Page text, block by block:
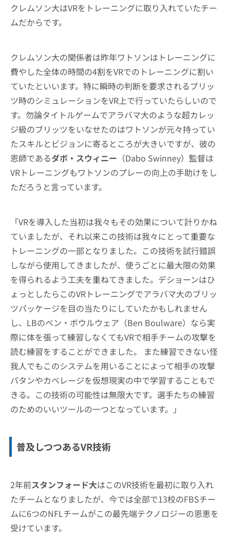
クレムソン大はVRをトレーニングに取り入れていたチー
ムだからです。
クレムソン大の関係者は昨年ワトソンはトレーニングに
費やした全体の時間の4割をVRでのトレーニングに割い
ていたといいます。特に瞬時の判断を要求されるブリッ
ツ時のシミュレーションをVR上で行っていたらしいので
す。勿論タイトルゲームでアラバマ大のような超カレッ
ジ級のブリッツをいなせたのはワトソンが元々持ってい
たスキルとビジョンに寄るところが大きいですが、彼の
恩師であるダボ・スウィニー （Dabo Swinney）監督は
VRトレーニングもワトソンのプレーの向上の手助けをし
ただろうと言っています。
「VRを導入した当初は我々もその効果について計りかね
ていましたが、それ以来この技術は我々にとって重要な
トレーニングの一部となりました。この技術を試行錯誤
しながら使用してきましたが、使うごとに最大限の効果
を得られるよう工夫を重ねてきました。デショーンはひ
ょっとしたらこのVRトレーニングでアラバマ大のブリッ
ツパッケージを目の当たりにしていたかもしれません
し、LBのベン・ボウルウェア（Ben Boulware）なら実
際に体を張って練習しなくてもVRで相手チームの攻撃を
読む練習をすることができました。 また練習できない怪
我人でもこのシステムを用いることによって相手の攻撃
パタンやカベレージを仮想現実の中で学習することもで
きる。この技術の可能性は無限大です。選手たちの練習
のためのいいツールの一つとなっています。」
普及しつつあるVR技術
2年前スタンフォード大はこのVR技術を最初に取り入れ
たチームとなりましたが、今では全部で13校のFBSチー
ムに6つのNFLチームがこの最先端テクノロジーの恩恵を
受けています。